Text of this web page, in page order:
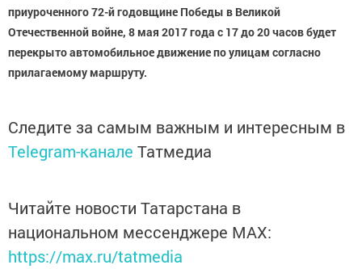
приуроченного 72-й годовщине Победы в Великой
Отечественной войне, 8 мая 2017 года с 17 до 20 часов будет
перекрыто автомобильное движение по улицам согласно
прилагаемому маршруту.
Следите за самым важным и интересным в
Telegram-канале Татмедиа
Читайте новости Татарстана в
национальном мессенджере MАХ:
https://max.ru/tatmedia